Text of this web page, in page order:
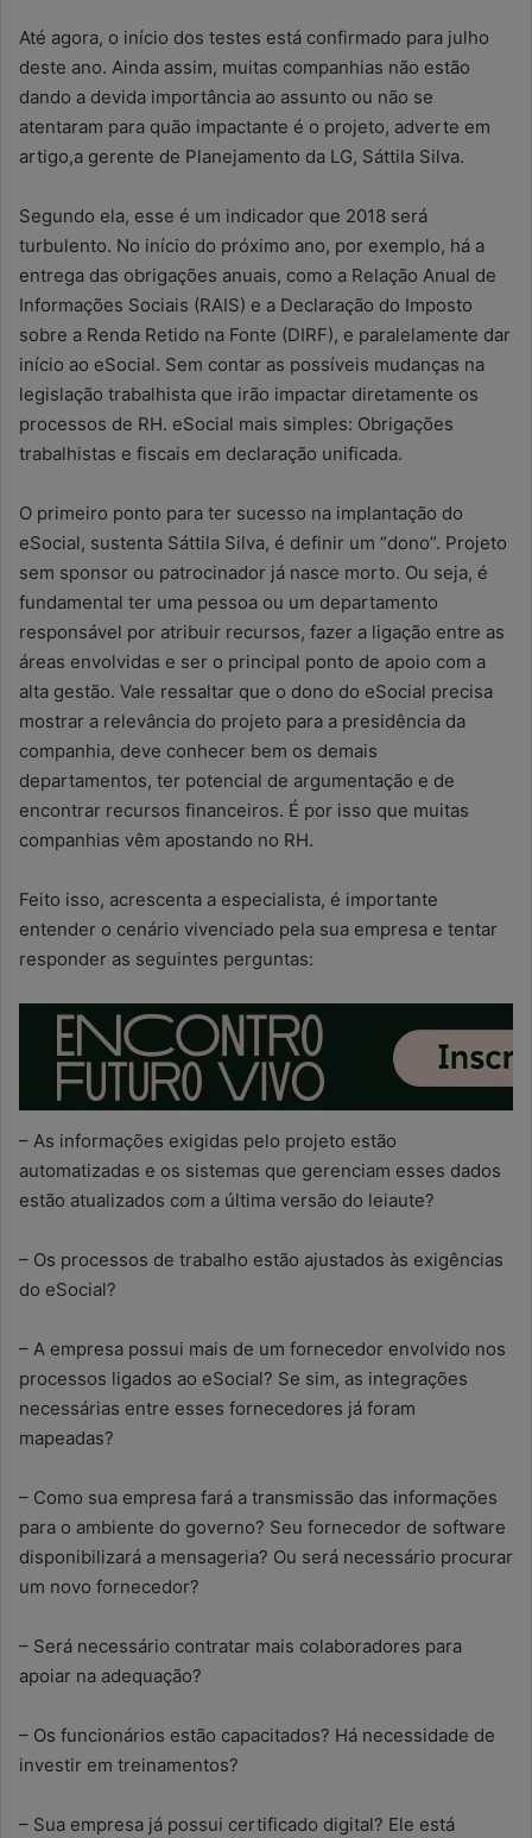
Até agora, o início dos testes está confirmado para julho
deste ano. Ainda assim, muitas companhias não estão
dando a devida importância ao assunto ou não se
atentaram para quão impactante é o projeto, adverte em
artigo,a gerente de Planejamento da LG, Sáttila Silva.
Segundo ela, esse é um indicador que 2018 será
turbulento. No início do próximo ano, por exemplo, há a
entrega das obrigações anuais, como a Relação Anual de
Informações Sociais (RAIS) e a Declaração do Imposto
sobre a Renda Retido na Fonte (DIRF), e paralelamente dar
início ao eSocial. Sem contar as possíveis mudanças na
legislação trabalhista que irão impactar diretamente os
processos de RH. eSocial mais simples: Obrigações
trabalhistas e fiscais em declaração unificada.
O primeiro ponto para ter sucesso na implantação do
eSocial, sustenta Sáttila Silva, é definir um “dono”. Projeto
sem sponsor ou patrocinador já nasce morto. Ou seja, é
fundamental ter uma pessoa ou um departamento
responsável por atribuir recursos, fazer a ligação entre as
áreas envolvidas e ser o principal ponto de apoio com a
alta gestão. Vale ressaltar que o dono do eSocial precisa
mostrar a relevância do projeto para a presidência da
companhia, deve conhecer bem os demais
departamentos, ter potencial de argumentação e de
encontrar recursos financeiros. É por isso que muitas
companhias vêm apostando no RH.
Feito isso, acrescenta a especialista, é importante
entender o cenário vivenciado pela sua empresa e tentar
responder as seguintes perguntas:
– As informações exigidas pelo projeto estão
automatizadas e os sistemas que gerenciam esses dados
estão atualizados com a última versão do leiaute?
– Os processos de trabalho estão ajustados às exigências
do eSocial?
– A empresa possui mais de um fornecedor envolvido nos
processos ligados ao eSocial? Se sim, as integrações
necessárias entre esses fornecedores já foram
mapeadas?
– Como sua empresa fará a transmissão das informações
para o ambiente do governo? Seu fornecedor de software
disponibilizará a mensageria? Ou será necessário procurar
um novo fornecedor?
– Será necessário contratar mais colaboradores para
apoiar na adequação?
– Os funcionários estão capacitados? Há necessidade de
investir em treinamentos?
– Sua empresa já possui certificado digital? Ele está